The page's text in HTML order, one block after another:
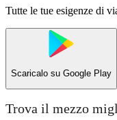
Tutte le tue esigenze di
Scaricalo su Google Play
Trova il mezzo